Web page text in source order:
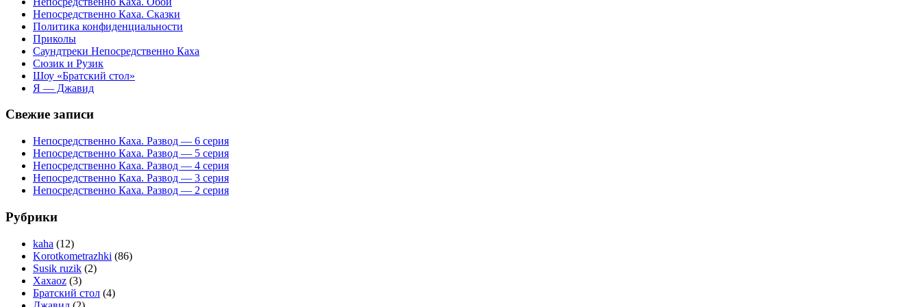
Непосредственно Каха. Сказки
Политика конфиденциальности
Приколы
Саундтреки Непосредственно Каха
Сюзик и Рузик
Шоу «Братский стол»
Я — Джавид
Свежие записи
Непосредственно Каха. Развод — 6 серия
Непосредственно Каха. Развод — 5 серия
Непосредственно Каха. Развод — 4 серия
Непосредственно Каха. Развод — 3 серия
Непосредственно Каха. Развод — 2 серия
Рубрики
kaha (12)
Korotkometrazhki (86)
Susik ruzik (2)
Xaxaoz (3)
Братский стол (4)